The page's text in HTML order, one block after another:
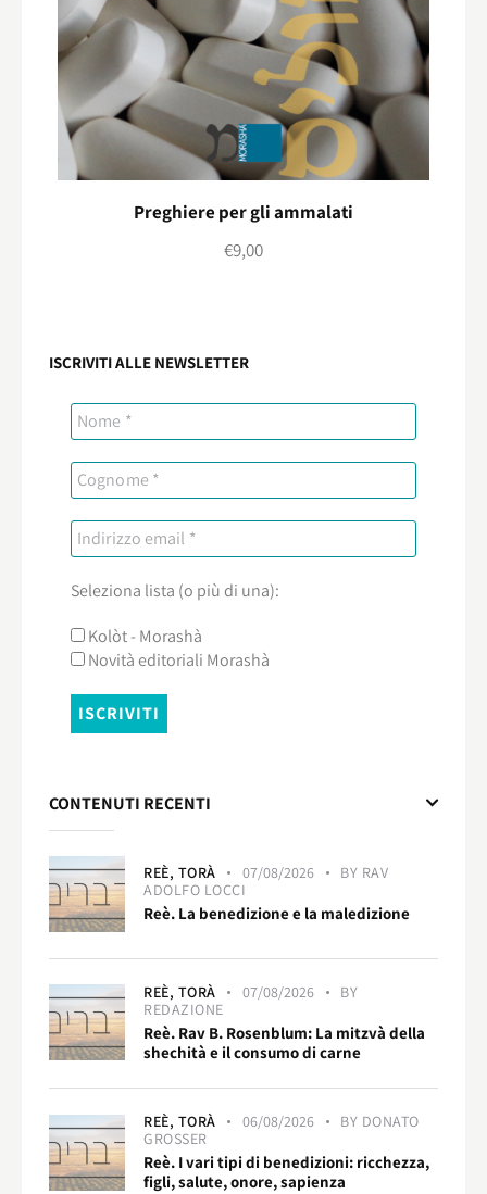
Preghiere per gli ammalati
€9,00
ISCRIVITI ALLE NEWSLETTER
Seleziona lista (o più di una):
Kolòt - Morashà
Novità editoriali Morashà
CONTENUTI RECENTI
REÈ, TORÀ 07/08/2026 BY RAV
ADOLFO LOCCI
Reè. La benedizione e la maledizione
REÈ, TORÀ 07/08/2026
BY
REDAZIONE
Reè. Rav B. Rosenblum: La mitzvà della
shechità e il consumo di carne
REÈ, TORÀ 06/08/2026 BY DONATO
GROSSER
Reè. I vari tipi di benedizioni: ricchezza,
figli, salute, onore, sapienza